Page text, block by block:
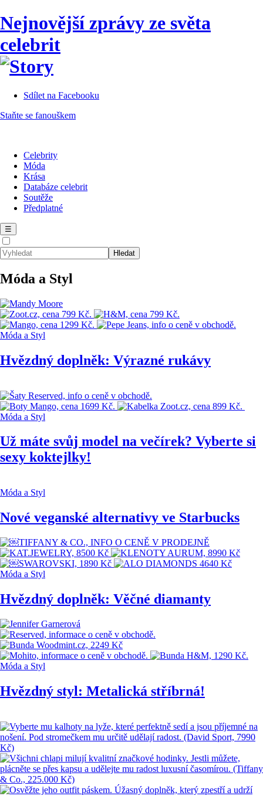
Nejnovější zprávy ze světa
celebrit
Sdílet na Facebooku
Staňte se fanouškem
Celebrity
Móda
Krása
Databáze celebrit
Soutěže
Předplatné
☰
Móda a Styl
Móda a Styl
Hvězdný doplněk: Výrazné rukávy
Móda a Styl
Už máte svůj model na večírek? Vyberte si
sexy koktejlky!
Móda a Styl
Nové veganské alternativy ve Starbucks
Móda a Styl
Hvězdný doplněk: Věčné diamanty
Móda a Styl
Hvězdný styl: Metalická stříbrná!